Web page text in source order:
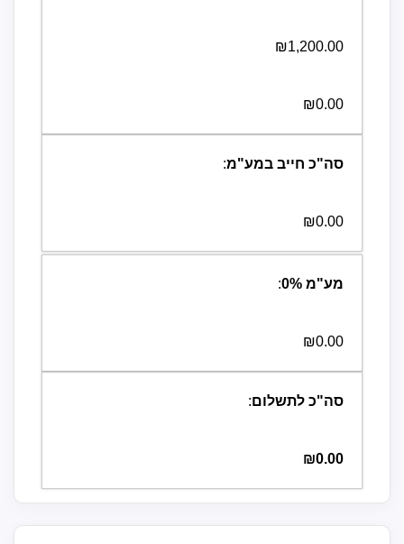
₪1,200.00
₪0.00
סה"כ חייב במע"מ:
₪0.00
מע"מ 0%
:
₪0.00
סה"כ לתשלום:
₪0.00